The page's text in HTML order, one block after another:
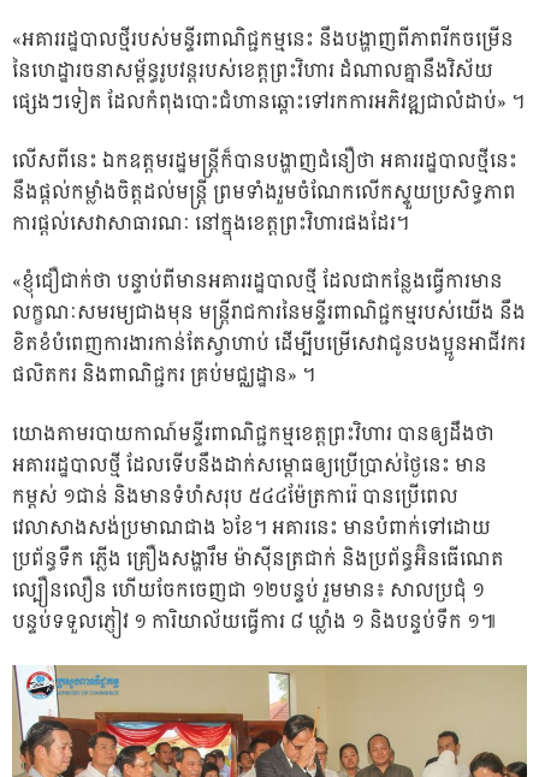
«អគាររដ្ឋបាលថ្មីរបស់មន្ទីរពាណិជ្ជកម្មនេះ នឹងបង្ហាញពីភាពរីកចម្រើន
នៃហេដ្ឋារចនាសម្ព័ន្ធរូបវន្តរបស់ខេត្តព្រះវិហារ ដំណាលគ្នានឹងវិស័យ
ផ្សេងៗទៀត ដែលកំពុងបោះជំហានឆ្ពោះទៅរកការអភិវឌ្ឍជាលំដាប់» ។
លើសពីនេះ ឯកឧត្តម​រដ្ឋ​មន្ត្រី​ក៏បានបង្ហាញជំនឿថា អគាររដ្ឋបាលថ្មីនេះ
នឹងផ្តល់កម្លាំងចិត្តដល់មន្ត្រី ព្រមទាំងរួមចំណែកលើកស្ទួយប្រសិទ្ធភាព
ការផ្តល់សេវាសាធារណៈ នៅក្នុងខេត្តព្រះវិហារផងដែរ។
«ខ្ញុំជឿជាក់ថា បន្ទាប់ពីមានអគាររដ្ឋបាលថ្មី ដែលជាកន្លែងធ្វើការមាន
លក្ខណៈសមរម្យជាងមុន មន្ត្រីរាជការនៃមន្ទីរពាណិជ្ជកម្មរបស់យើង នឹង
ខិតខំបំពេញការងារកាន់តែស្វាហាប់ ដើម្បីបម្រើសេវាជូនបងប្អូនអាជីវករ
ផលិតករ និងពាណិជ្ជករ គ្រប់មជ្ឈដ្ឋាន» ។
យោងតាមរបាយកាណ៍មន្ទីរពាណិជ្ជកម្មខេត្តព្រះវិហារ បានឲ្យដឹងថា
អគាររដ្ឋបាលថ្មី ដែលទើបនឹងដាក់សម្ពោធឲ្យប្រើប្រាស់ថ្ងៃនេះ មាន
កម្ពស់ ១ជាន់ និងមានទំហំសរុប ៥៤៤ម៉ែត្រការ៉េ បានប្រើពេល
វេលាសាងសង់ប្រមាណជាង ៦ខែ។ អគារនេះ មានបំពាក់ទៅដោយ
ប្រព័ន្ធទឹក ភ្លើង គ្រឿងសង្ហារឹម ម៉ាស៊ីនត្រជាក់ និងប្រព័ន្ធអ៊ិនធើណេត
ល្បឿនលឿន ហើយចែកចេញជា ១២បន្ទប់ រួមមាន៖ សាលប្រជុំ ១
បន្ទប់ទទួលភ្ញៀវ ១ ការិយាល័យធ្វើការ ៨ ឃ្លាំង ១ និងបន្ទប់ទឹក ១៕